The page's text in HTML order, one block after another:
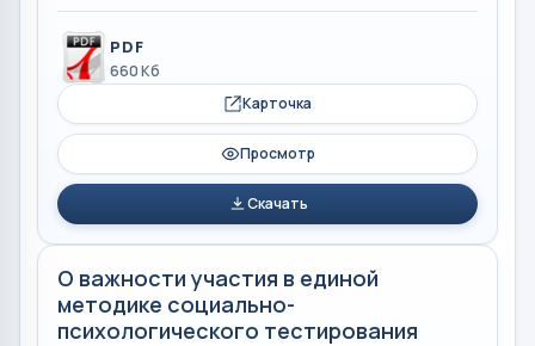
PDF
660 Кб
Карточка
Просмотр
Скачать
О важности участия в единой
методике социально-
психологического тестирования